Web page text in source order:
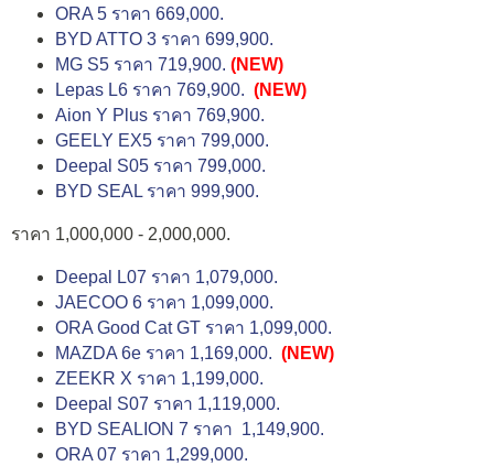
ORA 5 ราคา 669,000.
BYD ATTO 3 ราคา 699,900.
MG S5 ราคา 719,900. (NEW)
Lepas L6 ราคา 769,900. (NEW)
Aion Y Plus ราคา 769,900.
GEELY EX5 ราคา 799,000.
Deepal S05 ราคา 799,000.
BYD SEAL ราคา 999,900.
ราคา 1,000,000 - 2,000,000.
Deepal L07 ราคา 1,079,000.
JAECOO 6 ราคา 1,099,000.
ORA Good Cat GT ราคา 1,099,000.
MAZDA 6e ราคา 1,169,000. (NEW)
ZEEKR X ราคา 1,199,000.
Deepal S07 ราคา 1,119,000.
BYD SEALION 7 ราคา 1,149,900.
ORA 07 ราคา 1,299,000.